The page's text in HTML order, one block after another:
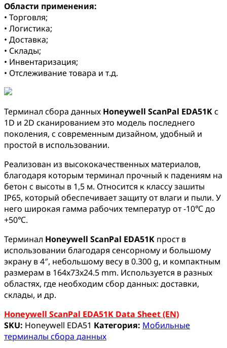
Области применения:
• Торговля;
• Логистика;
• Доставка;
• Склады;
• Инвентаризация;
• Отслеживание товара и т.д.
Терминал сбора данных Honeywell ScanPal EDA51Kс
1D и 2D сканированием это модель последнего
поколения, с современным дизайном, удобный и
простой в использовании.
Реализован из высококачественных материалов,
благодаря которым терминал прочный к падениям на
бетон с высоты в 1,5 м. Относится к классу зашиты
IP65, который обеспечивает защиту от влаги и пыли. У
него широкая гамма рабочих температур от -10℃ до
+50℃.
Терминал Honeywell ScanPal EDA51K прост в
использовании благодаря сенсорному и большому
экрану в 4″, небольшому весу в 0.300 g, и компактным
размерам в 164x73x24.5 mm. Используется в разных
областях, где необходим сбор данных: доставки,
склады, и др.
Honeywell ScanPal EDA51K Data Sheet (EN)
SKU: Honeywell EDA51 Категория: Мобильные
терминалы сбора данных